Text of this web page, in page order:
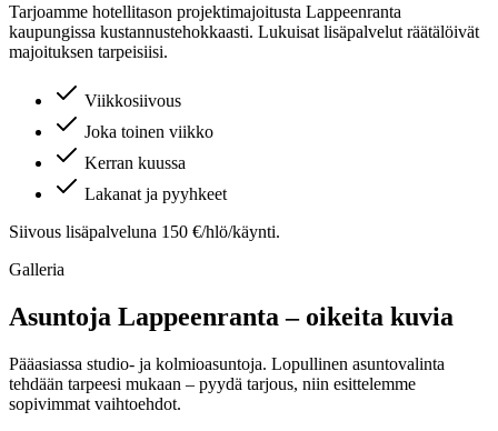
Tarjoamme hotellitason projektimajoitusta Lappeenranta
kaupungissa kustannustehokkaasti. Lukuisat lisäpalvelut räätälöivät
majoituksen tarpeisiisi.
Viikkosiivous
Joka toinen viikko
Kerran kuussa
Lakanat ja pyyhkeet
Siivous lisäpalveluna 150 €/hlö/käynti.
Galleria
Asuntoja Lappeenranta – oikeita kuvia
Pääasiassa studio- ja kolmioasuntoja. Lopullinen asuntovalinta
tehdään tarpeesi mukaan – pyydä tarjous, niin esittelemme
sopivimmat vaihtoehdot.